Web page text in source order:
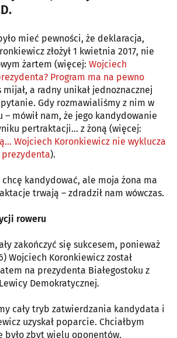
mieć pewności, że deklaracja,
złożył 1 kwietnia 2017, nie
żartem (więcej: Wojciech
Program ma na pewno
mijał, a radny unikał jednoznacznej
Gdy rozmawialiśmy z nim w
– mówił nam, że jego kandydowanie
pertraktacji... z żoną (więcej:
Wojciech Koronkiewicz nie wyklucza
).
kandydować, ale moja żona ma
trwają – zdradził nam wówczas.
roweru
zakończyć się sukcesem, ponieważ
Wojciech Koronkiewicz został
na prezydenta Białegostoku z
Demokratycznej.
cały tryb zatwierdzania kandydata i
uzyskał poparcie. Chciałbym
było zbyt wielu oponentów.